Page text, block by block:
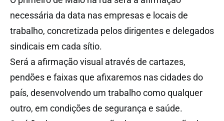
necessária da data nas empresas e locais de
trabalho, concretizada pelos dirigentes e delegados
sindicais em cada sítio.
Será a afirmação visual através de cartazes,
pendões e faixas que afixaremos nas cidades do
país, desenvolvendo um trabalho como qualquer
outro, em condições de segurança e saúde.